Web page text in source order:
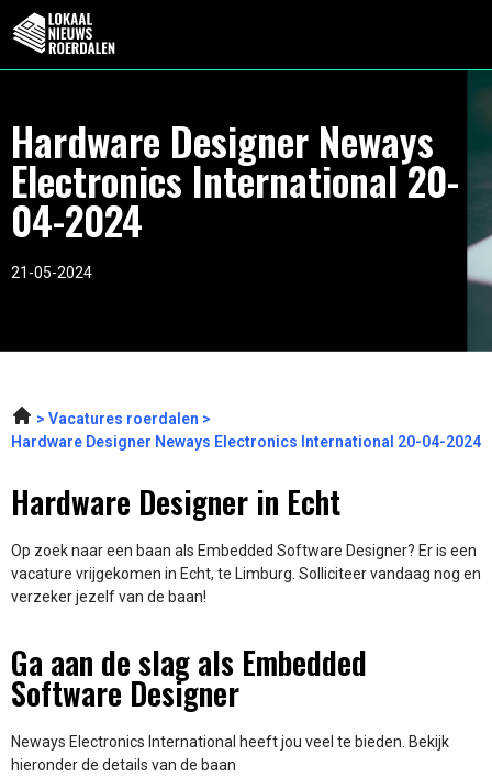
Hardware Designer Neways
Electronics International 20-
04-2024
21-05-2024
Vacatures roerdalen
Hardware Designer Neways Electronics International 20-04-2024
Hardware Designer in Echt
Op zoek naar een baan als Embedded Software Designer? Er is een
vacature vrijgekomen in Echt, te Limburg. Solliciteer vandaag nog en
verzeker jezelf van de baan!
Ga aan de slag als Embedded
Software Designer
Neways Electronics International heeft jou veel te bieden. Bekijk
hieronder de details van de baan